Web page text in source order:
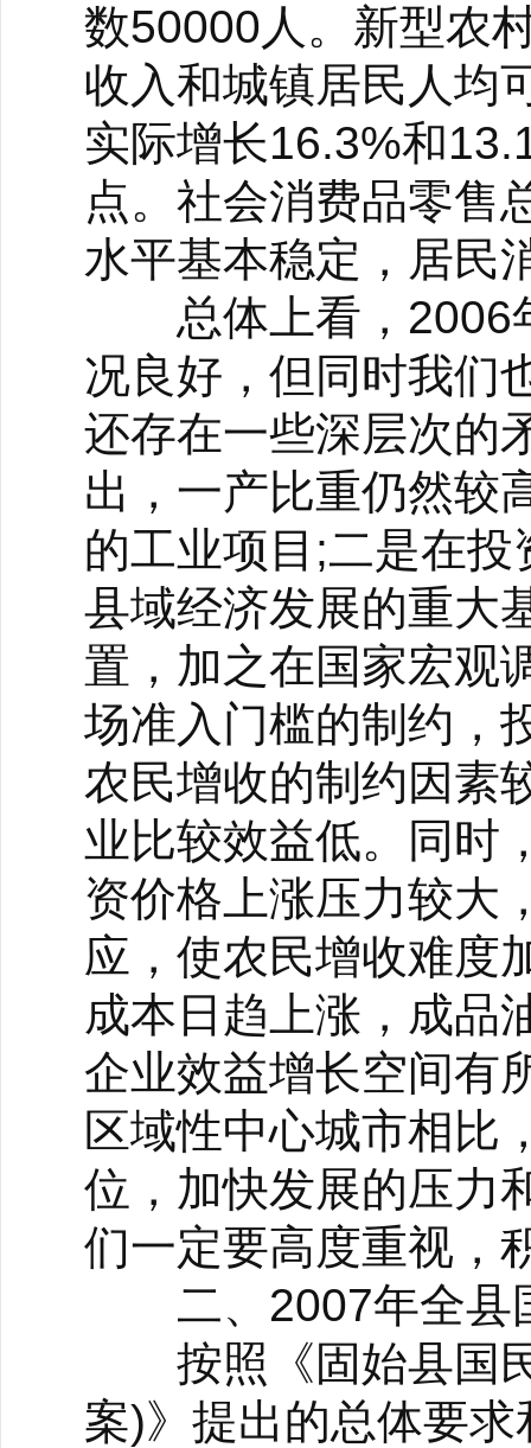
数50000人。新型农
收入和城镇居民人均
实际增长16.3%和
点。社会消费品零售
水平基本稳定，居民
总体上看，2006
况良好，但同时我们
还存在一些深层次的
出，一产比重仍然较
的工业项目;二是在
县域经济发展的重大
置，加之在国家宏观
场准入门槛的制约，
农民增收的制约因素
业比较效益低。同时
资价格上涨压力较大
应，使农民增收难度
成本日趋上涨，成品
企业效益增长空间有
区域性中心城市相比
位，加快发展的压力
们一定要高度重视，
二、2007年全县
按照《固始县国民
案)》提出的总体要